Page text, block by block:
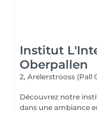
Institut
Oberpallen
2, Arelerstrooss (Pall
Découvrez notre
dans une ambiance